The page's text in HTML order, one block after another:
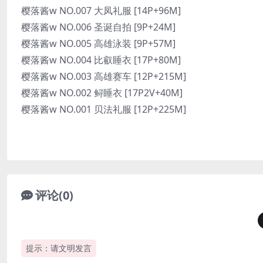
樱落酱w NO.007 大凤礼服 [14P+96M]
樱落酱w NO.006 圣诞自拍 [9P+24M]
樱落酱w NO.005 高雄泳装 [9P+57M]
樱落酱w NO.004 比叡睡衣 [17P+80M]
樱落酱w NO.003 高雄赛车 [12P+215M]
樱落酱w NO.002 鲟睡衣 [17P2V+40M]
樱落酱w NO.001 贝法礼服 [12P+225M]
评论(0)
提示：请文明发言